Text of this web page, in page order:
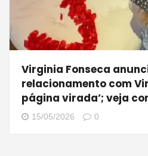
Virginia Fonseca
relacionamento com
página virada’; veja
15/05/2026 0